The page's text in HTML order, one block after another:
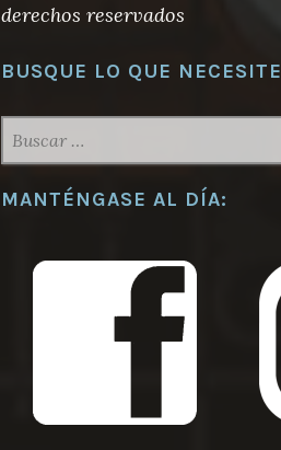
derechos reservados
BUSQUE LO QUE NECESITE
MANTÉNGASE AL DÍA: